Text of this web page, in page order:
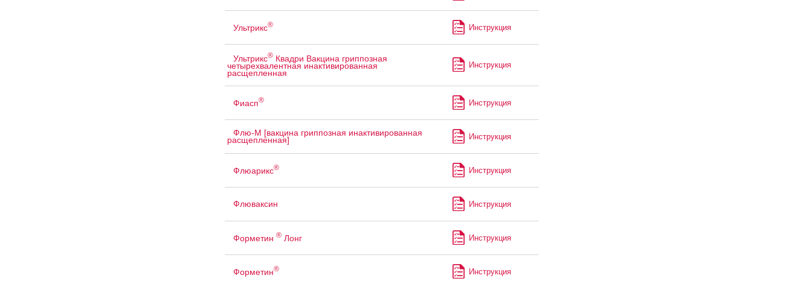
Ультрикс® Инструкция
Ультрикс®Квадри Вакцина гриппозная
четырехвалентная инактивированная
расщепленная
Инструкция
Фиасп® Инструкция
Флю-М [вакцина гриппозная инактивированная
расщепленная] Инструкция
Флюарикс® Инструкция
Флюваксин Инструкция
Форметин ®Лонг Инструкция
Форметин® Инструкция